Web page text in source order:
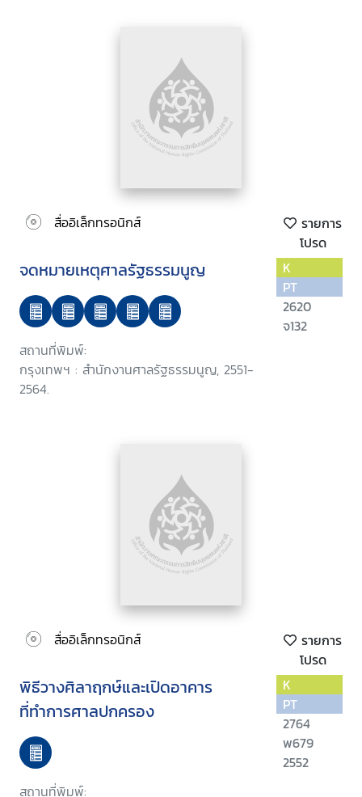
สื่ออิเล็กทรอนิกส์
รายการ
โปรด
จดหมายเหตุศาลรัฐธรรมนูญ
สถานที่พิมพ์:
กรุงเทพฯ : สำนักงานศาลรัฐธรรมนูญ, 2551-
2564.
K
PT
2620
จ132
สื่ออิเล็กทรอนิกส์
รายการ
โปรด
พิธีวางศิลาฤกษ์และเปิดอาคาร
ที่ทำการศาลปกครอง
สถานที่พิมพ์:
K
PT
2764
พ679
2552